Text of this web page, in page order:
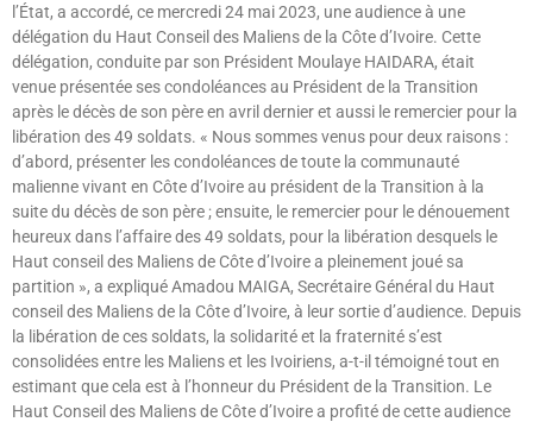
l’État, a accordé, ce mercredi 24 mai 2023, une audience à une
délégation du Haut Conseil des Maliens de la Côte d’Ivoire. Cette
délégation, conduite par son Président Moulaye HAIDARA, était
venue présentée ses condoléances au Président de la Transition
après le décès de son père en avril dernier et aussi le remercier pour la
libération des 49 soldats. « Nous sommes venus pour deux raisons :
d’abord, présenter les condoléances de toute la communauté
malienne vivant en Côte d’Ivoire au président de la Transition à la
suite du décès de son père ; ensuite, le remercier pour le dénouement
heureux dans l’affaire des 49 soldats, pour la libération desquels le
Haut conseil des Maliens de Côte d’Ivoire a pleinement joué sa
partition », a expliqué Amadou MAIGA, Secrétaire Général du Haut
conseil des Maliens de la Côte d’Ivoire, à leur sortie d’audience. Depuis
la libération de ces soldats, la solidarité et la fraternité s’est
consolidées entre les Maliens et les Ivoiriens, a-t-il témoigné tout en
estimant que cela est à l’honneur du Président de la Transition. Le
Haut Conseil des Maliens de Côte d’Ivoire a profité de cette audience